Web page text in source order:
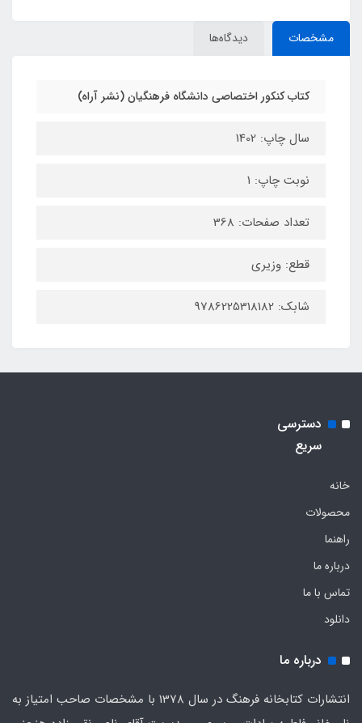
مشخصات دیدگاه‌ها
کتاب کنکور اختصاصی دانشگاه فرهنگیان (نشر آراه)
سال چاپ: 1402
نوبت چاپ: 1
تعداد صفحات: 368
قطع: وزیری
شابک: 9786225318182
دسترسی
سریع
خانه
محصولات
راهنما
درباره ما
تماس با ما
دانلود
درباره ما
انتشارات کتابخانه فرهنگ در سال 1378 با مشخصات صاحب امتیاز به